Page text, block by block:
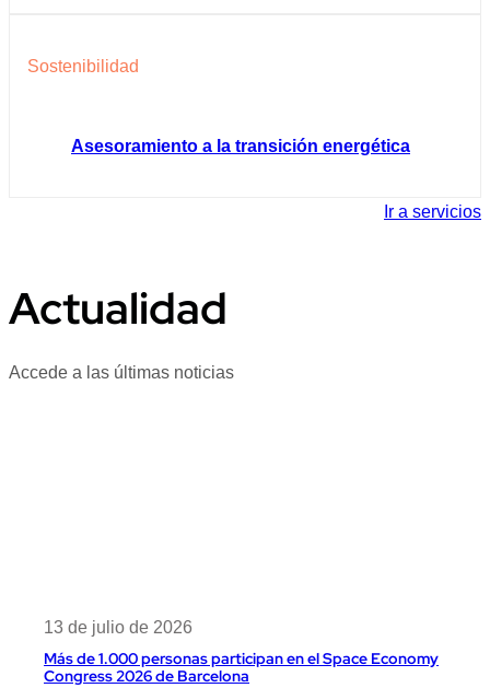
Sostenibilidad
Asesoramiento a la transición energética
Ir a servicios
Actualidad
Accede a las últimas noticias
13 de julio de 2026
Más de 1.000 personas participan en el Space Economy
Congress 2026 de Barcelona